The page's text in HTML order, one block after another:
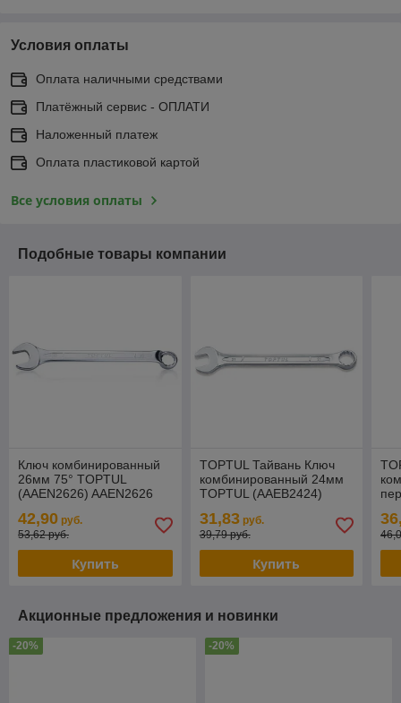
Условия оплаты
Оплата наличными средствами
Платёжный сервис - ОПЛАТИ
Наложенный платеж
Оплата пластиковой картой
Все условия оплаты
Подобные товары компании
Ключ комбинированный
26мм 75° TOPTUL
(AAEN2626) AAEN2626
42,90 руб.
53,62 руб.
Купить
TOPTUL Тайвань Ключ
комбинированный 24мм
TOPTUL (AAEB2424)
31,83руб.
39,79 руб.
Купить
Акционные предложения и новинки
-20% -20%